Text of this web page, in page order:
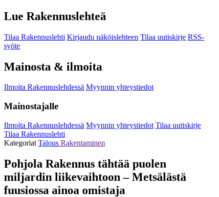
Lue Rakennuslehteä
Tilaa Rakennuslehti Kirjaudu näköislehteen Tilaa uutiskirje RSS-
syöte
Mainosta & ilmoita
Ilmoita Rakennuslehdessä Myynnin yhteystiedot
Mainostajalle
Ilmoita Rakennuslehdessä Myynnin yhteystiedot Tilaa uutiskirje
Tilaa Rakennuslehti
Kategoriat Talous Rakentaminen
Pohjola Rakennus tähtää puolen
miljardin liikevaihtoon – Metsälästä
fuusiossa ainoa omistaja